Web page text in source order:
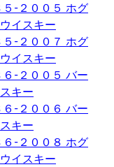
-２００５ ホグ
イスキー
-２００７ ホグ
イスキー
-２００５ バー
キー
-２００６ バー
キー
-２００８ ホグ
イスキー